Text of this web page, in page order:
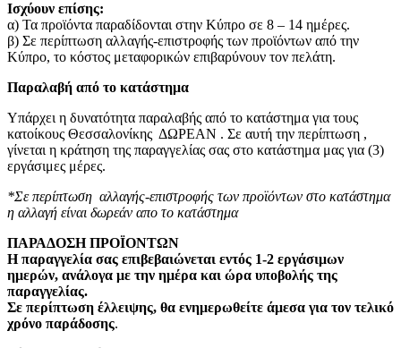
Ισχύουν επίσης:
α) Τα προϊόντα παραδίδονται στην Κύπρο σε 8 – 14 ημέρες.
β) Σε περίπτωση αλλαγής-επιστροφής των προϊόντων από την
Κύπρο, το κόστος μεταφορικών επιβαρύνουν τον πελάτη.
Παραλαβή από το κατάστημα
Υπάρχει η δυνατότητα παραλαβής από το κατάστημα για τους
κατοίκους Θεσσαλονίκης ΔΩΡΕΑΝ . Σε αυτή την περίπτωση ,
γίνεται η κράτηση της παραγγελίας σας στο κατάστημα μας για (3)
εργάσιμες μέρες.
*Σε περίπτωση αλλαγής-επιστροφής των προϊόντων στο κατάστημα
η αλλαγή είναι δωρεάν απο το κατάστημα
ΠΑΡΑΔΟΣΗ ΠΡΟΪΟΝΤΩΝ
Η παραγγελία σας επιβεβαιώνεται εντός 1-2 εργάσιμων
ημερών, ανάλογα με την ημέρα και ώρα υποβολής της
παραγγελίας.
Σε περίπτωση έλλειψης, θα ενημερωθείτε άμεσα για τον τελικό
χρόνο παράδοσης.